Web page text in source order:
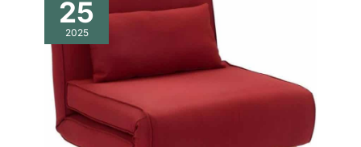
25
2025